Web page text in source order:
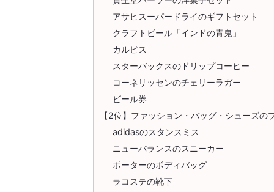
アサヒスーパードライのギフトセット
クラフトビール「インドの青鬼」
カルピス
スターバックスのドリップコーヒー
コーネリッセンのチェリーラガー
ビール券
【2位】ファッション・バッグ・シューズの
adidasのスタンスミス
ニューバランスのスニーカー
ポーターのボディバッグ
ラコステの靴下